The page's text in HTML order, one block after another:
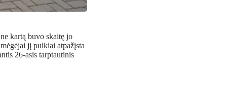
kartą buvo skaitę jo
jį puikiai atpažįsta
26-asis tarptautinis